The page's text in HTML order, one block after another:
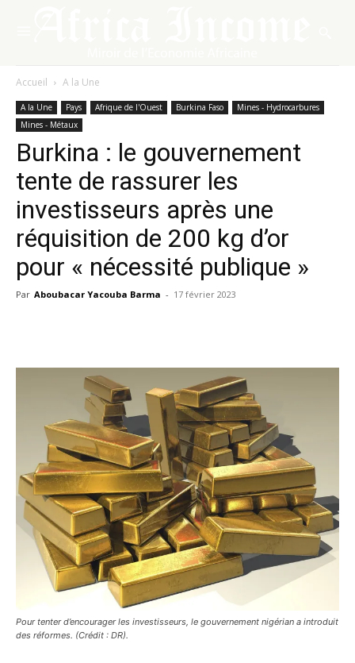
Accueil A la Une
A la Une Pays Afrique de l'Ouest Burkina Faso
Mines - Hydrocarbures
Mines - Métaux
Burkina : le gouvernement
tente de rassurer les
investisseurs après une
réquisition de 200 kg d’or
pour « nécessité publique »
Par Aboubacar Yacouba Barma - 17 février 2023
Pour tenter d’encourager les investisseurs, le gouvernement nigérian a introduit
des réformes. (Crédit : DR).